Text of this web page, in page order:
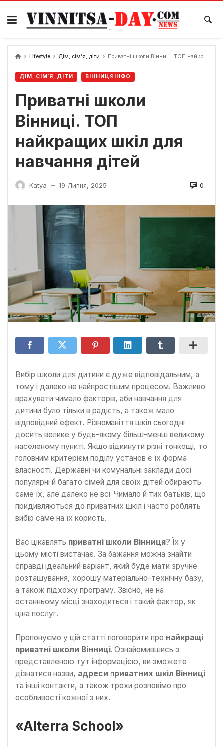
Skip
content
Lifestyle Дім, сім’я, діти Приватні школи Вінниці. ТОП найкращих шкіл для навчання дітей
ДІМ, СІМ’Я, ДІТИ ВІННИЦЯ ІНФО
Приватні школи
Вінниці. ТОП
найкращих шкіл для
навчання дітей
Katya — 19 Липня, 2025 0
Вибір школи для дитини є дуже відповідальним, а
тому і далеко не найпростішим процесом. Важливо
врахувати чимало факторів, аби навчання для
дитини було тільки в радість, а також мало
відповідний ефект. Різноманіття шкіл сьогодні
досить велике у будь-якому більш-менш великому
населеному пункті. Якщо відкинути різні тонкощі, то
головним критерієм поділу установ є їх форма
власності. Державні чи комунальні заклади досі
популярні й багато сімей для своїх дітей обирають
саме їх, але далеко не всі. Чимало й тих батьків, що
придивляються до приватних шкіл і часто роблять
вибір саме на їх користь.
Вас цікавлять приватні школи Вінниця? Їх у
цьому місті вистачає. За бажання можна знайти
справді ідеальний варіант, який буде мати зручне
розташування, хорошу матеріально-технічну базу,
а також підхожу програму. Звісно, не на
останньому місці знаходиться і такий фактор, як
ціна послуг.
Пропонуємо у цій статті поговорити про найкращі
приватні школи Вінниці. Ознайомившись з
представленою тут інформацією, ви зможете
дізнатися назви, адреси приватних шкіл Вінниці
та інші контакти, а також трохи розповімо про
особливості кожної з них.
«Alterra School»